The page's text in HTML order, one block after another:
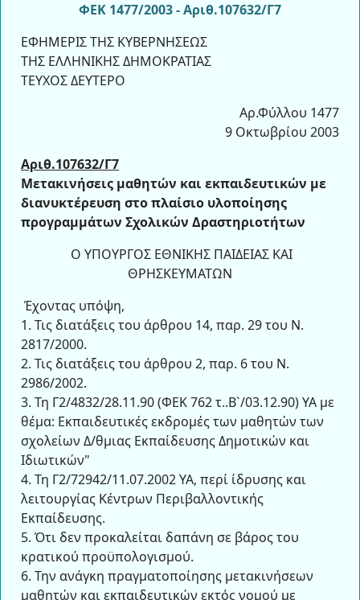
ΦΕΚ 1477/2003 - Αριθ.107632/Γ7
ΕΦΗΜΕΡΙΣ ΤΗΣ ΚΥΒΕΡΝΗΣΕΩΣ
ΤΗΣ ΕΛΛΗΝΙΚΗΣ ΔΗΜΟΚΡΑΤΙΑΣ
ΤΕΥΧΟΣ ΔΕΥΤΕΡΟ
Αρ.Φύλλου 1477
9 Οκτωβρίου 2003
Αριθ.107632/Γ7
Μετακινήσεις μαθητών και εκπαιδευτικών με
διανυκτέρευση στο πλαίσιο υλοποίησης
προγραμμάτων Σχολικών Δραστηριοτήτων
Ο ΥΠΟΥΡΓΟΣ ΕΘΝΙΚΗΣ ΠΑΙΔΕΙΑΣ ΚΑΙ
ΘΡΗΣΚΕΥΜΑΤΩΝ
Έχοντας υπόψη,
1. Τις διατάξεις του άρθρου 14, παρ. 29 του Ν.
2817/2000.
2. Τις διατάξεις του άρθρου 2, παρ. 6 του Ν.
2986/2002.
3. Τη Γ2/4832/28.11.90 (ΦΕΚ 762 τ..Β`/03.12.90) ΥΑ με
θέμα: Εκπαιδευτικές εκδρομές των μαθητών των
σχολείων Δ/θμιας Εκπαίδευσης Δημοτικών και
Ιδιωτικών"
4. Τη Γ2/72942/11.07.2002 ΥΑ, περί ίδρυσης και
λειτουργίας Κέντρων Περιβαλλοντικής
Εκπαίδευσης.
5. Ότι δεν προκαλείται δαπάνη σε βάρος του
κρατικού προϋπολογισμού.
6. Την ανάγκη πραγματοποίησης μετακινήσεων
μαθητών και εκπαιδευτικών εκτός νομού με